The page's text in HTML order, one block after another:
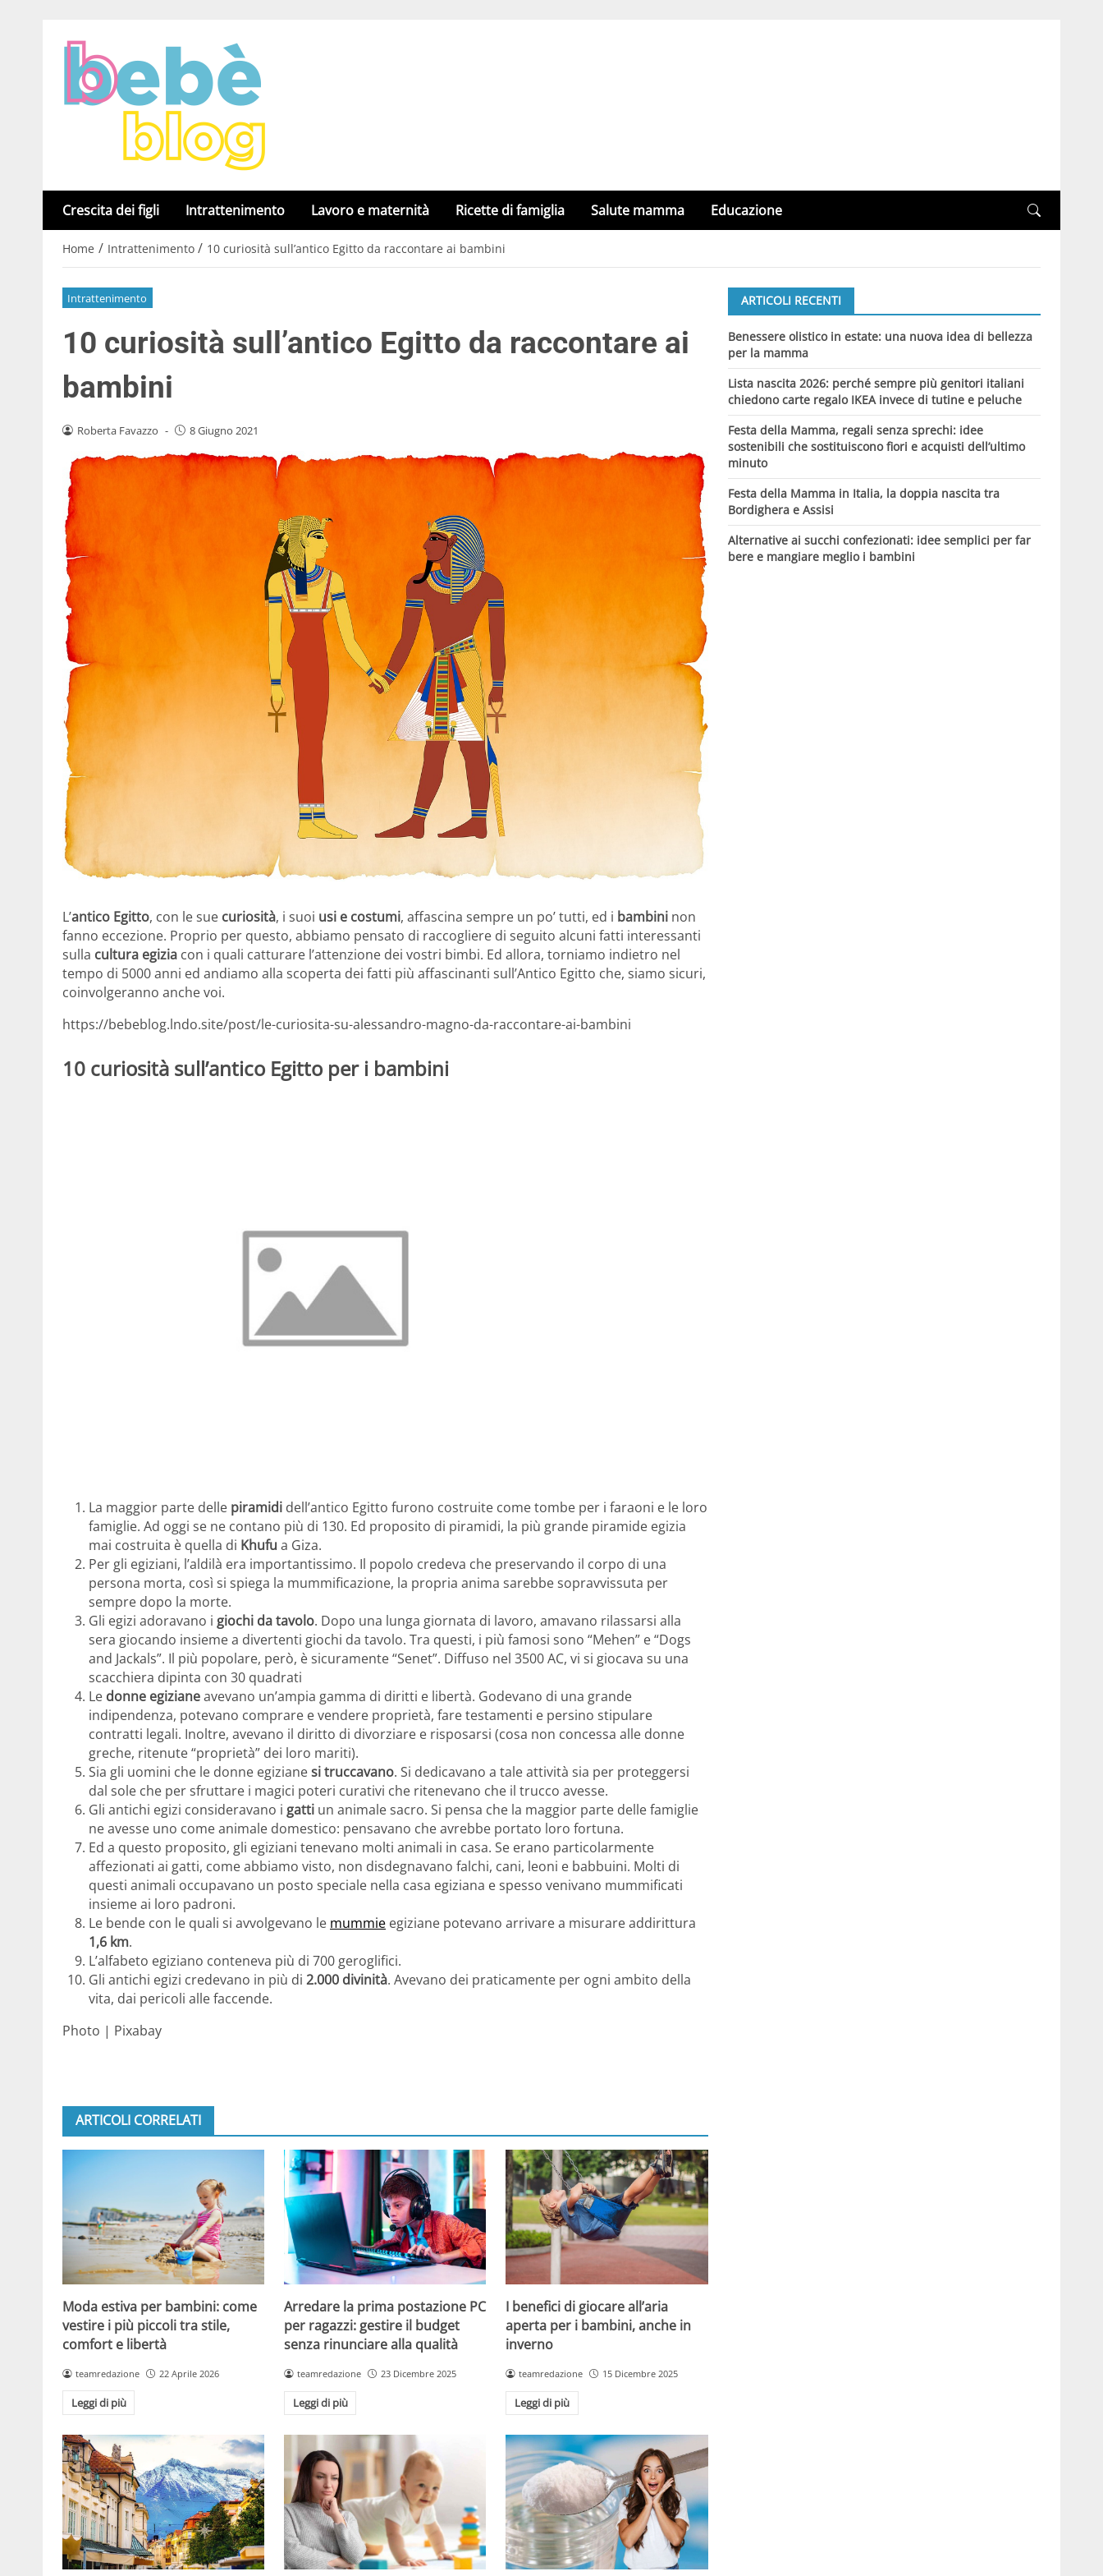
Crescita dei figli Intrattenimento Lavoro e maternità Ricette di famiglia Salute mamma Educazione
Home / Intrattenimento / 10 curiosità sull’antico Egitto da raccontare ai bambini
Intrattenimento
10 curiosità sull’antico Egitto da raccontare ai
bambini
Roberta Favazzo - 8 Giugno 2021
L’antico Egitto, con le sue curiosità, i suoi usi e costumi, affascina sempre un po’ tutti, ed i bambini non
fanno eccezione. Proprio per questo, abbiamo pensato di raccogliere di seguito alcuni fatti interessanti
sulla cultura egizia con i quali catturare l’attenzione dei vostri bimbi. Ed allora, torniamo indietro nel
tempo di 5000 anni ed andiamo alla scoperta dei fatti più affascinanti sull’Antico Egitto che, siamo sicuri,
coinvolgeranno anche voi.
https://bebeblog.lndo.site/post/le-curiosita-su-alessandro-magno-da-raccontare-ai-bambini
10 curiosità sull’antico Egitto per i bambini
La maggior parte delle piramidi dell’antico Egitto furono costruite come tombe per i faraoni e le loro
famiglie. Ad oggi se ne contano più di 130. Ed proposito di piramidi, la più grande piramide egizia
mai costruita è quella di Khufu a Giza.
Per gli egiziani, l’aldilà era importantissimo. Il popolo credeva che preservando il corpo di una
persona morta, così si spiega la mummificazione, la propria anima sarebbe sopravvissuta per
sempre dopo la morte.
Gli egizi adoravano i giochi da tavolo. Dopo una lunga giornata di lavoro, amavano rilassarsi alla
sera giocando insieme a divertenti giochi da tavolo. Tra questi, i più famosi sono “Mehen” e “Dogs
and Jackals”. Il più popolare, però, è sicuramente “Senet”. Diffuso nel 3500 AC, vi si giocava su una
scacchiera dipinta con 30 quadrati
Le donne egizianeavevano un’ampia gamma di diritti e libertà. Godevano di una grande
indipendenza, potevano comprare e vendere proprietà, fare testamenti e persino stipulare
contratti legali. Inoltre, avevano il diritto di divorziare e risposarsi (cosa non concessa alle donne
greche, ritenute “proprietà” dei loro mariti).
Sia gli uomini che le donne egizianesi truccavano. Si dedicavano a tale attività sia per proteggersi
dal sole che per sfruttare i magici poteri curativi che ritenevano che il trucco avesse.
Gli antichi egizi consideravano i gatti un animale sacro. Si pensa che la maggior parte delle famiglie
ne avesse uno come animale domestico: pensavano che avrebbe portato loro fortuna.
Ed a questo proposito, gli egiziani tenevano molti animali in casa. Se erano particolarmente
affezionati ai gatti, come abbiamo visto, non disdegnavano falchi, cani, leoni e babbuini. Molti di
questi animali occupavano un posto speciale nella casa egiziana e spesso venivano mummificati
insieme ai loro padroni.
Le bende con le quali si avvolgevano le mummie egiziane potevano arrivare a misurare addirittura
1,6 km.
L’alfabeto egiziano conteneva più di 700 geroglifici.
Gli antichi egizi credevano in più di 2.000 divinità. Avevano dei praticamente per ogni ambito della
vita, dai pericoli alle faccende.
Photo | Pixabay
ARTICOLI CORRELATI
Moda estiva per bambini: come
vestire i più piccoli tra stile,
comfort e libertà
teamredazione 22 Aprile 2026
Leggi di più
Arredare la prima postazione PC
per ragazzi: gestire il budget
senza rinunciare alla qualità
teamredazione 23 Dicembre 2025
Leggi di più
I benefici di giocare all’aria
aperta per i bambini, anche in
inverno
teamredazione 15 Dicembre 2025
Leggi di più
ARTICOLI RECENTI
Benessere olistico in estate: una nuova idea di bellezza
per la mamma
Lista nascita 2026: perché sempre più genitori italiani
chiedono carte regalo IKEA invece di tutine e peluche
Festa della Mamma, regali senza sprechi: idee
sostenibili che sostituiscono fiori e acquisti dell’ultimo
minuto
Festa della Mamma in Italia, la doppia nascita tra
Bordighera e Assisi
Alternative ai succhi confezionati: idee semplici per far
bere e mangiare meglio i bambini